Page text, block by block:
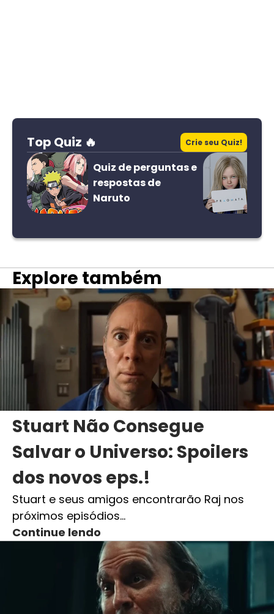
Top Quiz 🔥 Crie seu Quiz!
Quiz de perguntas e
respostas de
Naruto
Explore também
Stuart Não Consegue
Salvar o Universo: Spoilers
dos novos eps.!
Stuart e seus amigos encontrarão Raj nos
próximos episódios…
Continue lendo